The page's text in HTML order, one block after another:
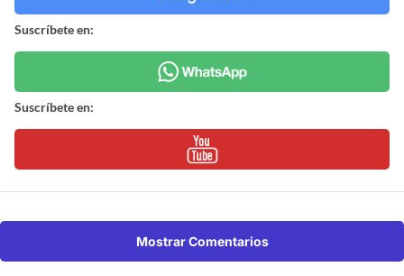
Suscríbete en:
Suscríbete en:
Mostrar Comentarios